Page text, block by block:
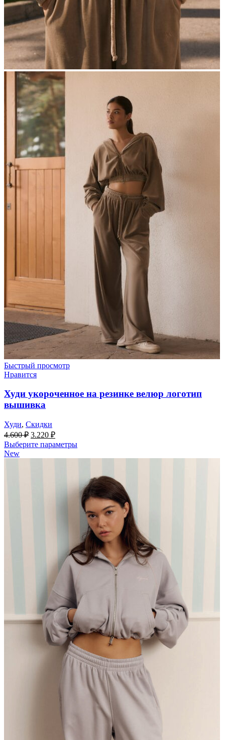
Быстрый просмотр
Нравится
Худи укороченное на резинке велюр логотип
вышивка
Худи, Скидки
4.600₽ Первоначальная
цена
составляла
3.220 ₽Текущая
цена:
Выберите параметры
New